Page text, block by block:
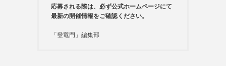
応募される際は、必ず公式ホームページにて
最新の開催情報をご確認ください。
「登竜門」編集部